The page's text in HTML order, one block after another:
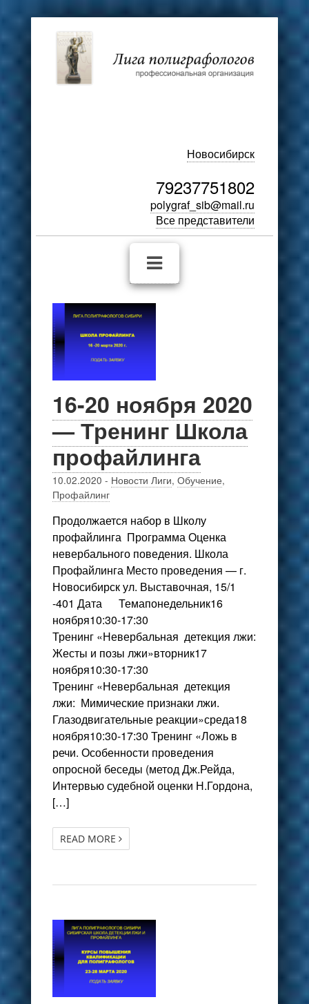
Новосибирск
79237751802
polygraf_sib@mail.ru
Все представители
16-20 ноября 2020
— Тренинг Школа
профайлинга
10.02.2020 - Новости Лиги, Обучение,
Профайлинг
Продолжается набор в Школу
профайлинга Программа Оценка
невербального поведения. Школа
Профайлинга Место проведения — г.
Новосибирск ул. Выставочная, 15/1
-401 Дата Темапонедельник16
ноября10:30-17:30
Тренинг «Невербальная детекция лжи:
Жесты и позы лжи»вторник17
ноября10:30-17:30
Тренинг «Невербальная детекция
лжи: Мимические признаки лжи.
Глазодвигательные реакции»среда18
ноября10:30-17:30 Тренинг «Ложь в
речи. Особенности проведения
опросной беседы (метод Дж.Рейда,
Интервью судебной оценки Н.Гордона,
[…]
READ MORE